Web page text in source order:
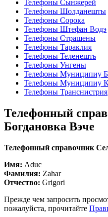
Телефоны Сынжерей
Телефоны Шолданешты
Телефоны Сорока
Телефоны Штефан Водэ
Телефоны Страшены
Телефоны Тараклия
Телефоны Теленешть
Телефоны Унгены
Телефоны Муниципиу
Телефоны Муниципиу
Телефоны Транснистрия
Телефонный
Богдановка Вэче
Телефонный справочник
Имя: Aduc
Фамилия: Zahar
Отчество: Grigori
Прежде чем запросить
пожалуйста, прочитайте